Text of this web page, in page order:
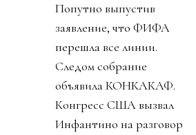
Попутно выпустив
заявление, что ФИФА
перешла все линии.
Следом собрание
объявила КОНКАКАФ.
Конгресс США вызвал
Инфантино на разговор